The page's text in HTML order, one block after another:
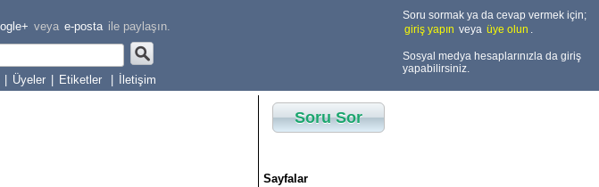
veya e-posta ile paylaşın.
Üyeler Etiketler İletişim
Soru sormak ya da cevap vermek için;
giriş yapın veya üye olun .
Sosyal medya hesaplarınızla da giriş
yapabilirsiniz.
Soru Sor
Sayfalar